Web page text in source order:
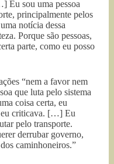
Eu sou uma pessoa
principalmente pelos
notícia dessa
Porque são pessoas,
parte, como eu posso
“nem a favor nem
que luta pelo sistema
coisa certa, eu
eu criticava. […] Eu
pelo transporte.
derrubar governo,
caminhoneiros.”